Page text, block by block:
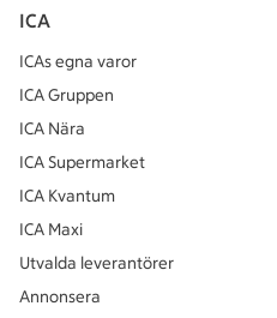
ICA
ICAs egna varor
ICA Gruppen
ICA Nära
ICA Supermarket
ICA Kvantum
ICA Maxi
Utvalda leverantörer
Annonsera